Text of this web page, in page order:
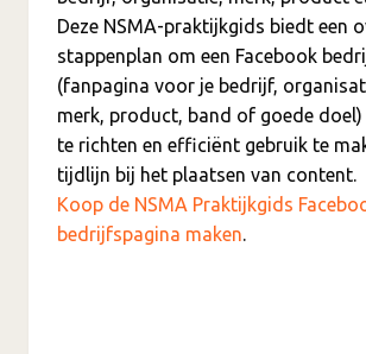
Deze NSMA-praktijkgids biedt een
stappenplan om een Facebook
(fanpagina voor je bedrijf,
merk, product, band of goede
te richten en efficiënt gebruik te
tijdlijn bij het plaatsen van content.
Koop de NSMA Praktijkgids
bedrijfspagina maken.